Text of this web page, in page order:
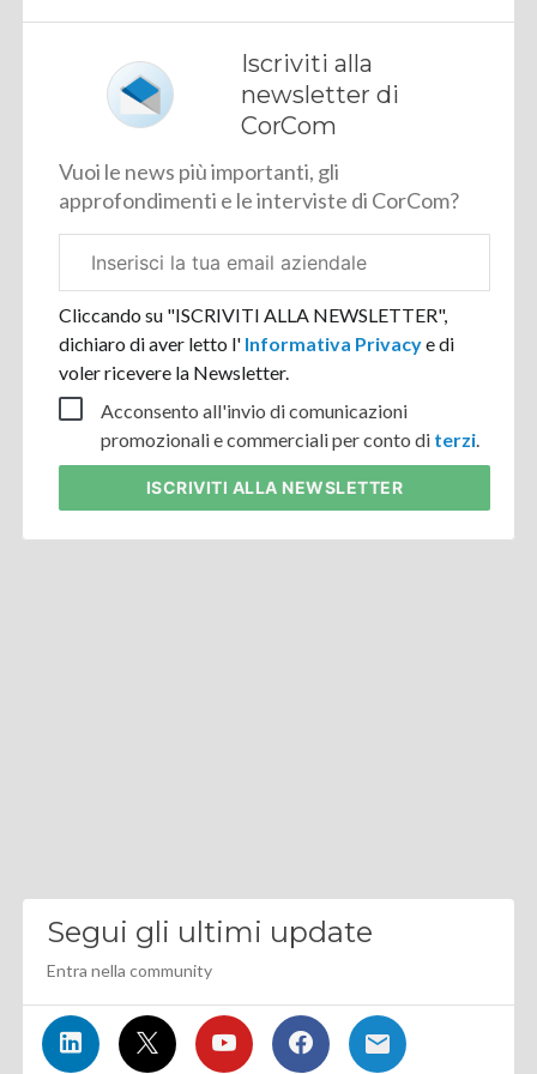
Iscriviti alla
newsletter di
CorCom
Vuoi le news più importanti, gli
approfondimenti e le interviste di CorCom?
aziendale
Cliccando su "ISCRIVITI ALLA NEWSLETTER",
dichiaro di aver letto l' Informativa Privacye di
voler ricevere la Newsletter.
Acconsento all'invio di comunicazioni
promozionali e commerciali per conto di terzi
ISCRIVITI ALLA NEWSLETTER
Segui gli ultimi update
Entra nella community